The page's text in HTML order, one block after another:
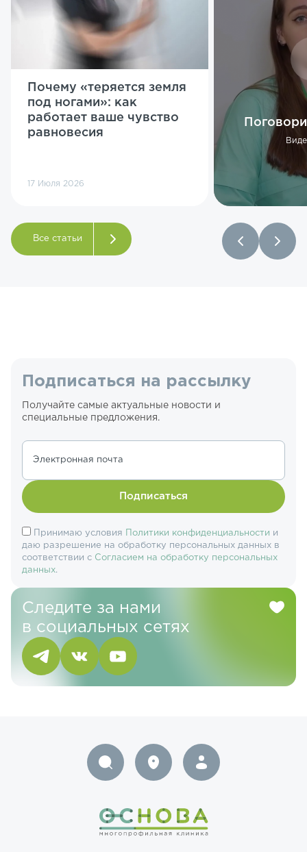
Почему «теряется земля
под ногами»: как
работает ваше чувство
равновесия
17 Июля 2026
Все статьи
Подписаться на рассылку
Получайте самые актуальные новости и
специальные предложения.
Электронная почта
Подписаться
Принимаю условия Политики конфиденциальности
и
даю разрешение на обработку персональных данных в
соответствии с Согласием на обработку персональных
данных.
Следите за нами
в социальных сетях